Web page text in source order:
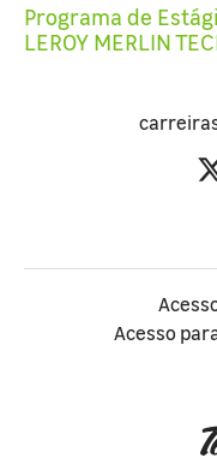
Programa de
LEROY MERLIN
Acesso